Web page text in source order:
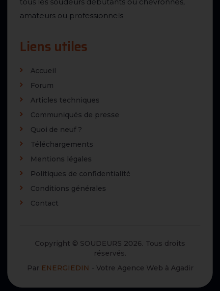
amateurs ou professionnels.
Liens utiles
Accueil
Forum
Articles techniques
Communiqués de presse
Quoi de neuf ?
Téléchargements
Mentions légales
Politiques de confidentialité
Conditions générales
Contact
Copyright © SOUDEURS 2026. Tous droits
réservés.
Par ENERGIEDIN - Votre Agence Web à Agadir